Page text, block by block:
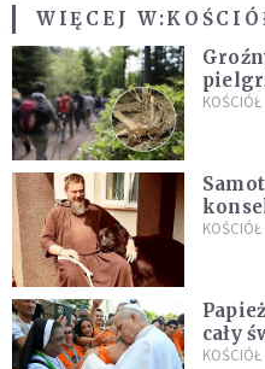
WIĘCEJ W:
do
KOŚCIÓŁ
Życie
KOŚCIÓŁ
cały
KOŚCIÓŁ